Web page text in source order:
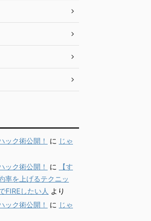
ック術公開！ に じゃ
ック術公開！
に
【す
率を上げるテクニッ
FIREしたい人 より
ック術公開！
に じゃ